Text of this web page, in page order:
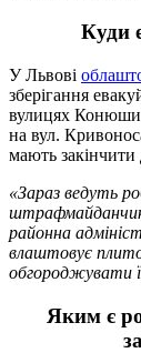
Куди
У Львові
зберігання
вулицях
на вул.
мають закінчити
«Зараз ведуть
районна
влаштовує
обгороджувати
Яким є